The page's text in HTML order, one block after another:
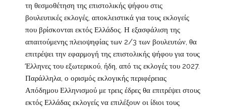
τη θεσμοθέτηση της επιστολικής ψήφου στις
βουλευτικές εκλογές, αποκλειστικά για τους εκλογείς
που βρίσκονται εκτός Ελλάδος. Η εξασφάλιση της
απαιτούμενης πλειοψηφίας των 2/3 των βουλευτών, θα
επιτρέψει την εφαρμογή της επιστολικής ψήφου για τους
Έλληνες του εξωτερικού, ήδη, από τις εκλογές του 2027.
Παράλληλα, ο ορισμός εκλογικής περιφέρειας
Απόδημου Ελληνισμού με τρεις έδρες θα επιτρέψει στους
εκτός Ελλάδας εκλογείς να επιλέξουν οι ίδιοι τους